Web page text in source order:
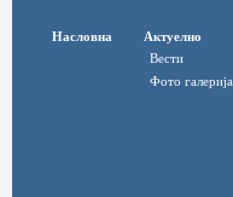
Насловна Актуелно
Вести
Фото галерија